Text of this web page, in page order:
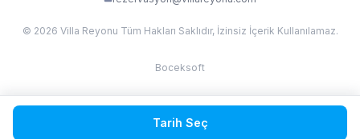
© 2026 Villa Reyonu Tüm Hakları Saklıdır, İzinsiz İçerik Kullanılamaz.
Boceksoft
Fethiye Kas Kalkan 2
Tarih Seç